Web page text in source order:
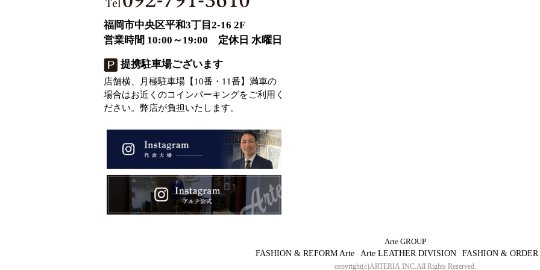
福岡市中央区平和3丁目2-16 2F
営業時間 10:00～19:00 定休日 水曜日
提携駐車場ございます
店舗横、月極駐車場【10番・11番】満車の
場合はお近くのコインパーキングをご利用く
ださい。弊店が負担いたします。
Arte GROUP
FASHION & REFORM Arte
Arte LEATHER DIVISION FASHION & ORDER
copyright(c)ARTERIA.INC.All Rights Reserved.